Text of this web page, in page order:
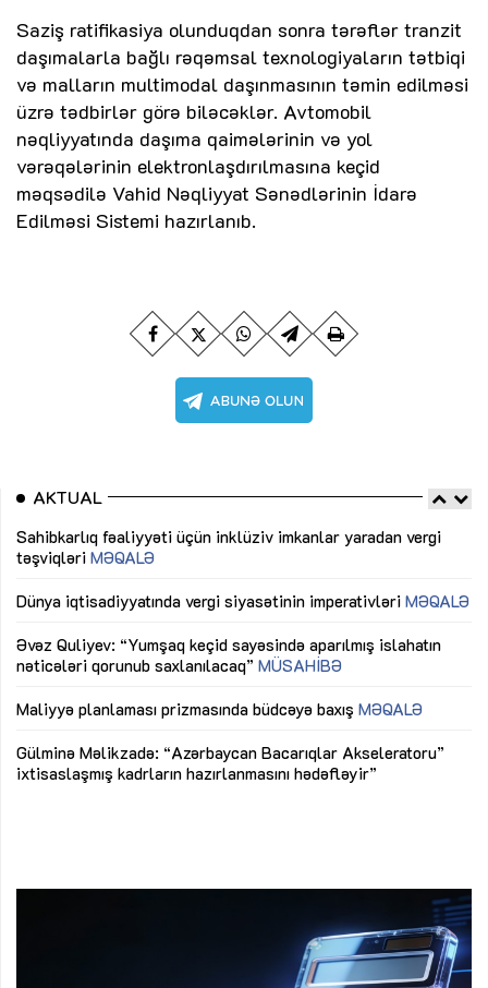
Saziş ratifikasiya olunduqdan sonra tərəflər tranzit
daşımalarla bağlı rəqəmsal texnologiyaların tətbiqi
və malların multimodal daşınmasının təmin edilməsi
üzrə tədbirlər görə biləcəklər. Avtomobil
nəqliyyatında daşıma qaimələrinin və yol
vərəqələrinin elektronlaşdırılmasına keçid
məqsədilə Vahid Nəqliyyat Sənədlərinin İdarə
Edilməsi Sistemi hazırlanıb.
AKTUAL
Sahibkarlıq fəaliyyəti üçün inklüziv imkanlar yaradan vergi
təşviqləri MƏQALƏ
Dünya iqtisadiyyatında vergi siyasətinin imperativləri MƏQALƏ
Əvəz Quliyev: “Yumşaq keçid sayəsində aparılmış islahatın
nəticələri qorunub saxlanılacaq” MÜSAHİBƏ
Maliyyə planlaması prizmasında büdcəyə baxış MƏQALƏ
Gülminə Məlikzadə: “Azərbaycan Bacarıqlar Akseleratoru”
ixtisaslaşmış kadrların hazırlanmasını hədəfləyir”